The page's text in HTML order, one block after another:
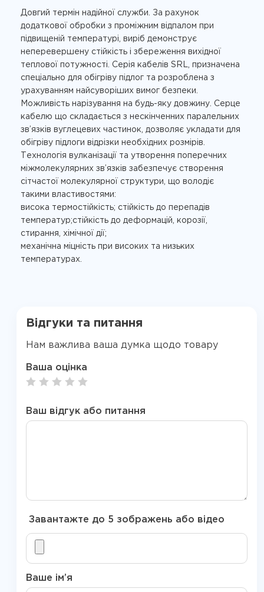
Довгий термін надійної служби. За рахунок
додаткової обробки з проміжним відпалом при
підвищеній температурі, виріб демонструє
неперевершену стійкість і збереження вихідної
теплової потужності. Серія кабелів SRL, призначена
спеціально для обігріву підлог та розроблена з
урахуванням найсуворіших вимог безпеки.
Можливість нарізування на будь-яку довжину. Серце
кабелю що складається з нескінченних паралельних
зв’язків вуглецевих частинок, дозволяє укладати для
обігріву підлоги відрізки необхідних розмірів.
Технологія вулканізації та утворення поперечних
міжмолекулярних зв’язків забезпечує створення
сітчастої молекулярної структури, що володіє
такими властивостями:
висока термостійкість; стійкість до перепадів
температур;стійкість до деформацій, корозії,
стирання, хімічної дії;
механічна міцність при високих та низьких
температурах.
Відгуки та питання
Нам важлива ваша думка щодо товару
Ваша оцінка
Ваш відгук або питання
Завантажте до 5 зображень або відео
Ваше ім’я